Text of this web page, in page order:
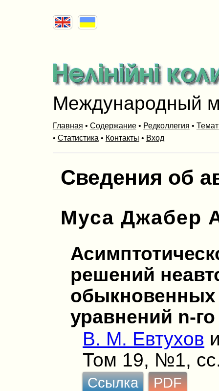
Международный
Главная • Содержание• Редколлегия •
• Статистика • Контакты • Вход
Сведения об
Муса Джабер
решений
уравнений n-
В. М. Евтухов
Том 19, №1,
Ссылка PDF